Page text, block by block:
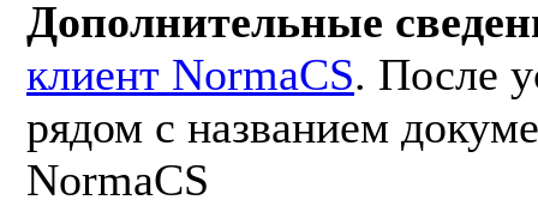
Дополнительные
клиент NormaCS. После
рядом с названием
NormaCS